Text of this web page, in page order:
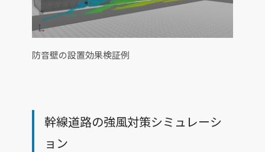
防音壁の設置効果検証例
幹線道路の強風対策シミュレーシ
ョン